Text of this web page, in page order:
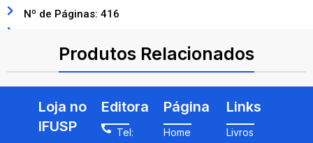
Nº de Páginas: 416
Produtos Relacionados
Loja no
IFUSP
Editora
Tel:
Página
Home
Links
Livros